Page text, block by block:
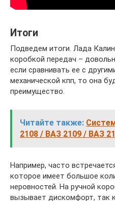
Итоги
Подведем итоги. Лада
коробкой передач –
если сравнивать ее с
механической кпп, то она
преимущество.
Читайте также:
2108 / ВАЗ 2109 / ВАЗ
Например, часто
которое имеет большое
неровностей. На ручной
вызывает дискомфорт, так